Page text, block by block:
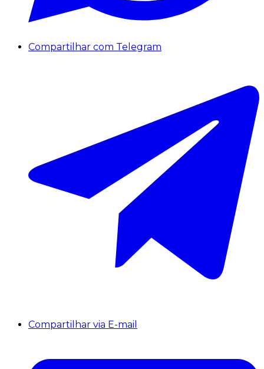
Compartilhar com Telegram
Compartilhar via E-mail